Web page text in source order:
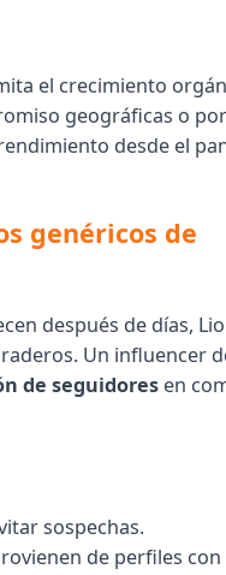
el crecimiento
geográficas o
desde el
genéricos de
después de días,
Un influencer
de seguidoresen
sospechas.
de perfiles